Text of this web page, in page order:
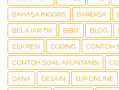
BAHASA INGGRIS BAREKSA
BELAJAR-TIK BIBIT BLOG
CEK RESI CODING CONTOH
CONTOH SOAL AKUNTANSI
DANA DESAIN DJP ONLINE